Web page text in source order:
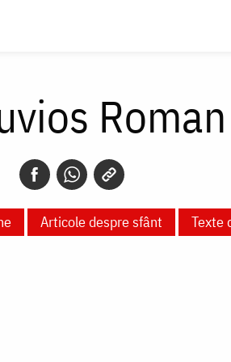
Articole despre sfânt Texte